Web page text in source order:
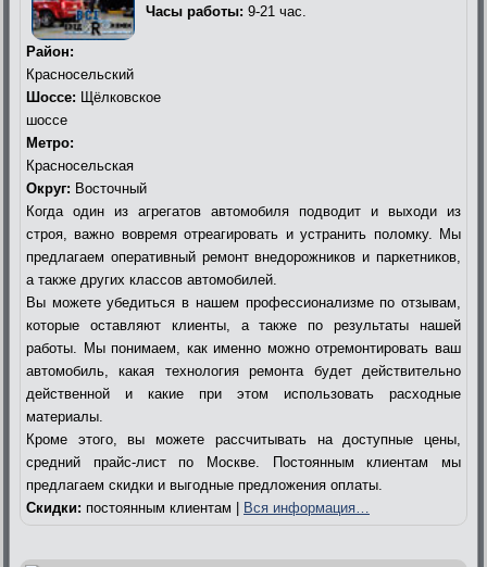
Часы работы: 9-21 час.
Район:
Красносельский
Шоссе: Щёлковское
шоссе
Метро:
Красносельская
Округ: Восточный
Когда один из агрегатов автомобиля подводит и выходи из
строя, важно вовремя отреагировать и устранить поломку. Мы
предлагаем оперативный ремонт внедорожников и паркетников,
а также других классов автомобилей.
Вы можете убедиться в нашем профессионализме по отзывам,
которые оставляют клиенты, а также по результаты нашей
работы. Мы понимаем, как именно можно отремонтировать ваш
автомобиль, какая технология ремонта будет действительно
действенной и какие при этом использовать расходные
материалы.
Кроме этого, вы можете рассчитывать на доступные цены,
средний прайс-лист по Москве. Постоянным клиентам мы
предлагаем скидки и выгодные предложения оплаты.
Скидки: постоянным клиентам | Вся информация…